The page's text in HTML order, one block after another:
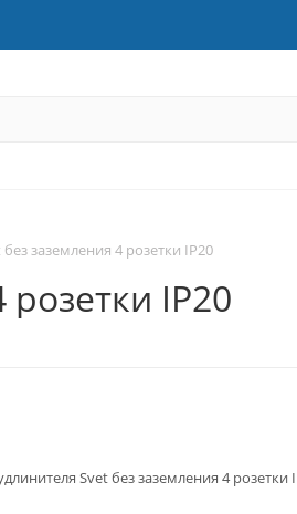
заземления 4 розетки IP20
IP20
Svet без заземления 4 розетки